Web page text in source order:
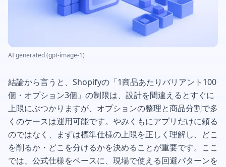
AI generated (gpt-image-1)
結論から言うと、Shopifyの「1商品あたりバリアント100
個・オプション3個」の制限は、設計を間違えるとすぐに
上限にぶつかりますが、オプションの整理と商品分割で多
くのケースは運用可能です。やみくもにアプリだけに頼る
のではなく、まずは標準仕様の上限を正しく理解し、どこ
を削るか・どこを分けるかを決めることが重要です。ここ
では、公式仕様をベースに、現場で使える回避パターンを